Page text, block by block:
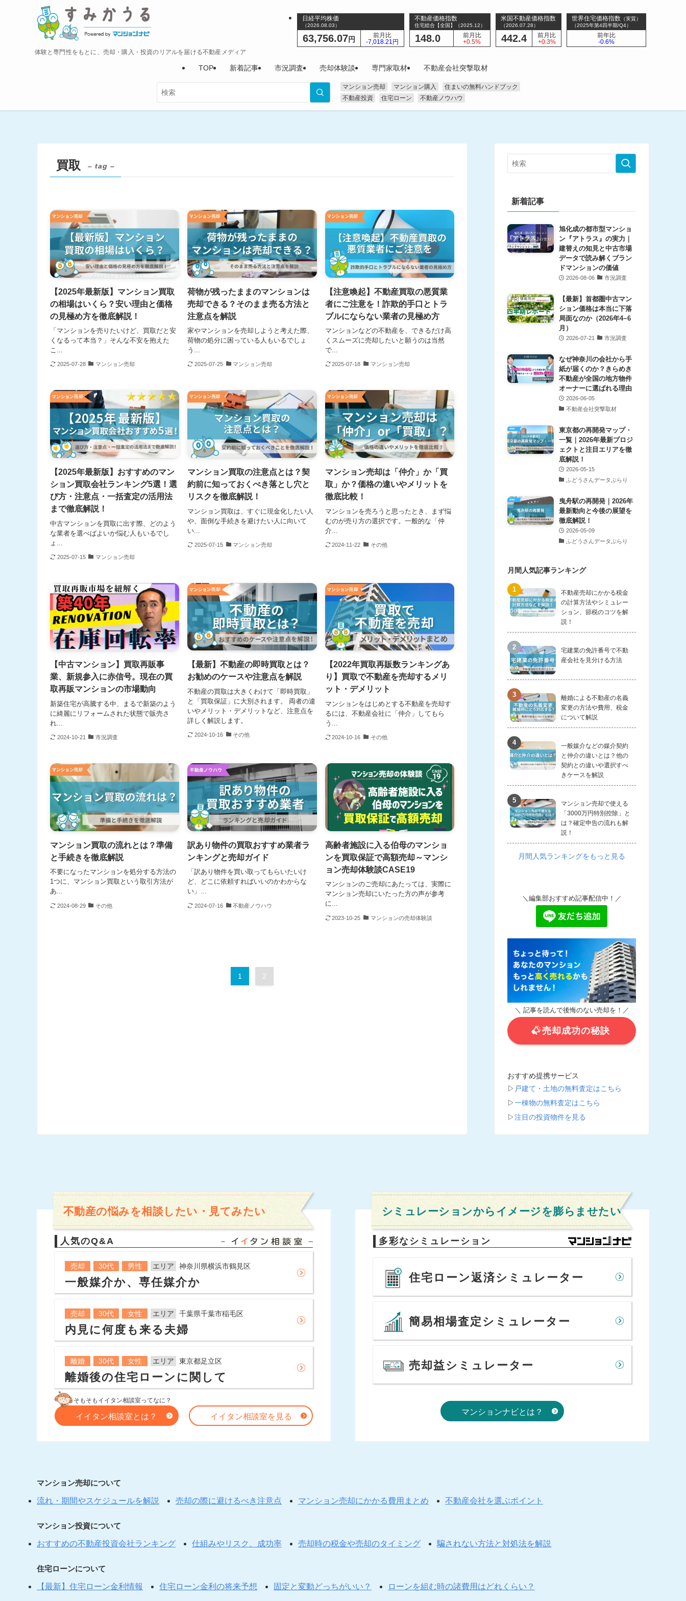
体験と専門性をもとに、売却・購入・投資のリアルを届ける不動産メディア
TOP 新着記事 市況調査 売却体験談 専門家取材 不動産会社突撃取材
日経平均株価
（2026.08.03）
63,756.07円
前月比
-7,018.21円
不動産価格指数
住宅総合【全国】（2025.12）
148.0
前月比
+0.5%
米国不動産価格指数
（2026.07.28）
442.4
前月比
+0.3%
世界住宅価格指数 （実質）
（2025年第4四半期/Q4）
前年比
-0.6%
マンション売却 マンション購入
住まいの無料ハンドブック
不動産投資
住宅ローン 不動産ノウハウ
買取 – tag –
【2025年最新版】マンション買取
の相場はいくら？安い理由と価格
の見極め方を徹底解説！
「マンションを売りたいけど、買取だと安
くなるって本当？」そんな不安を抱えた
こ...
2025-07-28 マンション売却
荷物が残ったままのマンションは
売却できる？そのまま売る方法と
注意点を解説
家やマンションを売却しようと考えた際、
荷物の処分に困っている人もいるでしょ
う...
2025-07-25 マンション売却
【注意喚起】不動産買取の悪質業
者にご注意を！詐欺的手口とトラ
ブルにならない業者の見極め方
マンションなどの不動産を、できるだけ高
くスムーズに売却したいと願うのは当然
で...
2025-07-18 マンション売却
【2025年最新版】おすすめのマン
ション買取会社ランキング5選！選
び方・注意点・一括査定の活用法
まで徹底解説！
中古マンションを買取に出す際、どのよう
な業者を選べばよいか悩む人もいるでし
ょ...
2025-07-15 マンション売却
マンション買取の注意点とは？契
約前に知っておくべき落とし穴と
リスクを徹底解説！
マンション買取は、すぐに現金化したい人
や、面倒な手続きを避けたい人に向いて
い...
2025-07-15 マンション売却
マンション売却は「仲介」か「買
取」か？価格の違いやメリットを
徹底比較！
マンションを売ろうと思ったとき、まず悩
むのが売り方の選択です。一般的な「仲
介...
2024-11-22 その他
【中古マンション】買取再販事
業、新規参入に赤信号。現在の買
取再販マンションの市場動向
新築住宅が高騰する中、まるで新築のよう
に綺麗にリフォームされた状態で販売さ
れ...
2024-10-21 市況調査
【最新】不動産の即時買取とは？
お勧めのケースや注意点を解説
不動産の買取は大きくわけて「即時買取」
と「買取保証」に大別されます。 両者の違
いやメリット・デメリットなど、注意点を
詳しく解説します。
2024-10-16 その他
【2022年買取再販数ランキングあ
り】買取で不動産を売却するメリ
ット・デメリット
マンションをはじめとする不動産を売却す
るには、不動産会社に「仲介」してもら
う...
2024-10-16 その他
マンション買取の流れとは？準備
と手続きを徹底解説
不要になったマンションを処分する方法の
1つに、マンション買取という取引方法が
あ...
2024-08-29 その他
訳あり物件の買取おすすめ業者ラ
ンキングと売却ガイド
「訳あり物件を買い取ってもらいたいけ
ど、どこに依頼すればいいのかわからな
い」...
2024-07-16 不動産ノウハウ
高齢者施設に入る伯母のマンショ
ンを買取保証で高額売却～マンシ
ョン売却体験談CASE19
マンションのご売却にあたっては、実際に
マンション売却にいたった方の声が参考
に...
2023-10-25 マンションの売却体験談
1 2
新着記事
旭化成の都市型マンショ
ン『アトラス』の実力｜
建替えの知見と中古市場
データで読み解くブラン
ドマンションの価値
2026-08-06 市況調査
【最新】首都圏中古マン
ション価格は本当に下落
局面なのか（2026年4~6
月）
2026-07-21 市況調査
なぜ神奈川の会社から手
紙が届くのか？きらめき
不動産が全国の地方物件
オーナーに選ばれる理由
2026-06-05
不動産会社突撃取材
東京都の再開発マップ・
一覧｜2026年最新プロジ
ェクトと注目エリアを徹
底解説！
2026-05-15
ふどうさんデータぶらり
曳舟駅の再開発｜2026年
最新動向と今後の展望を
徹底解説！
2026-05-09
ふどうさんデータぶらり
月間人気記事ランキング
不動産売却にかかる税金
の計算方法やシミュレー
ション、節税のコツを解
説！
宅建業の免許番号で不動
産会社を見分ける方法
離婚による不動産の名義
変更の方法や費用、税金
について解説
一般媒介などの媒介契約
と仲介の違いとは？他の
契約との違いや選択すべ
きケースを解説
マンション売却で使える
「3000万円特別控除」と
は？確定申告の流れも解
説！
月間人気ランキングをもっと見る
＼編集部おすすめ記事配信中！／
＼ 記事を読んで後悔のない売却を！／
売却成功の秘訣
おすすめ提携サービス
▷ 戸建て・土地の無料査定はこちら
▷一棟物の無料査定はこちら
▷注目の投資物件を見る
不動産の悩みを相談したい・見てみたい
人気のQ&A
売却 30代 男性 エリア 神奈川県横浜市鶴見区
一般媒介か、専任媒介か
売却 30代 女性 エリア 千葉県千葉市稲毛区
内見に何度も来る夫婦
離婚 30代 女性 エリア 東京都足立区
離婚後の住宅ローンに関して
そもそもイイタン相談室ってなに？
イイタン相談室とは？ イイタン相談室を見る
シミュレーションからイメージを膨らませたい
多彩なシミュレーション
住宅ローン返済シミュレーター
簡易相場査定シミュレーター
売却益シミュレーター
マンションナビとは？
マンション売却について
流れ・期間やスケジュールを解説 売却の際に避けるべき注意点 マンション売却にかかる費用まとめ 不動産会社を選ぶポイント
マンション投資について
おすすめの不動産投資会社ランキング 仕組みやリスク、成功率 売却時の税金や売却のタイミング 騙されない方法と対処法を解説
住宅ローンについて
【最新】住宅ローン金利情報 住宅ローン金利の将来予想 固定と変動どっちがいい？ ローンを組む時の諸費用はどれくらい？